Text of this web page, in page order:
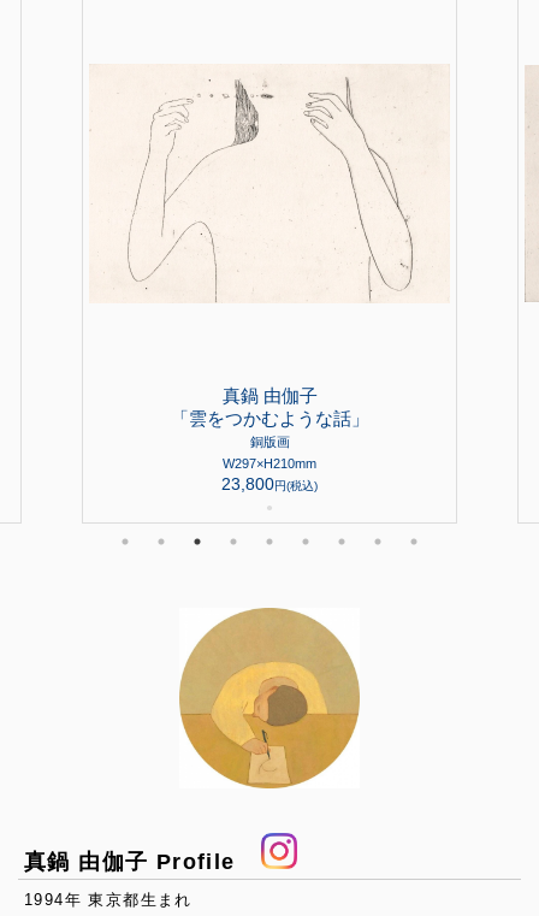
真鍋 由伽子
「雲をつかむような話」
銅版画
W297×H210mm
23,800円(税込)
●
真鍋 由伽子 Profile
1994年 東京都生まれ